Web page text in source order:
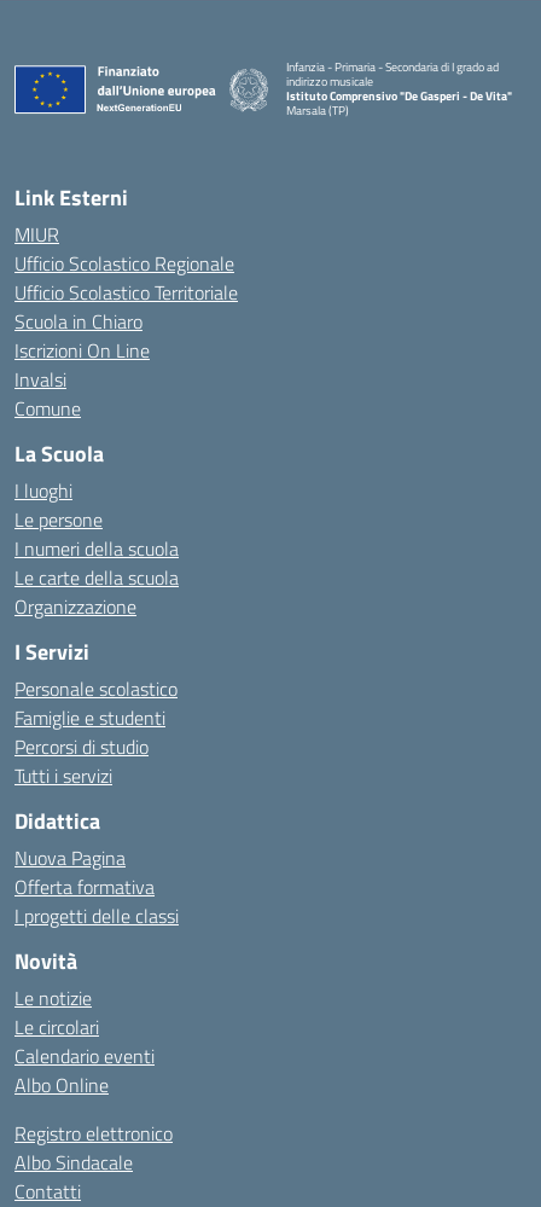
Infanzia - Primaria - Secondaria di I grado ad
indirizzo musicale
Istituto Comprensivo "De Gasperi - De Vita"
Marsala (TP)
Link Esterni
MIUR
Ufficio Scolastico Regionale
Ufficio Scolastico Territoriale
Scuola in Chiaro
Iscrizioni On Line
Invalsi
Comune
La Scuola
I luoghi
Le persone
I numeri della scuola
Le carte della scuola
Organizzazione
I Servizi
Personale scolastico
Famiglie e studenti
Percorsi di studio
Tutti i servizi
Didattica
Nuova Pagina
Offerta formativa
I progetti delle classi
Novità
Le notizie
Le circolari
Calendario eventi
Albo Online
Registro elettronico
Albo Sindacale
Contatti